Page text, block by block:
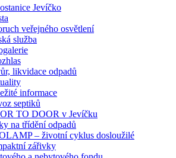
Jevíčko
veřejného osvětlení
služba
likvidace odpadů
informace
septiků
TO DOOR v Jevíčku
na třídění odpadů
– životní cyklus dosloužilé
zářivky